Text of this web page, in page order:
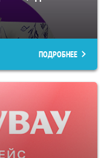
ПОДРОБНЕЕ